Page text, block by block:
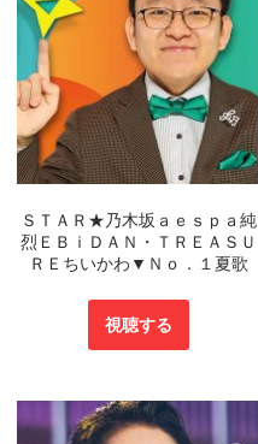
ＳＴＡＲ★乃木坂ａｅｓｐａ純
烈ＥＢｉＤＡＮ・ＴＲＥＡＳＵ
ＲＥちいかわ▼Ｎｏ．１夏歌
視聴する